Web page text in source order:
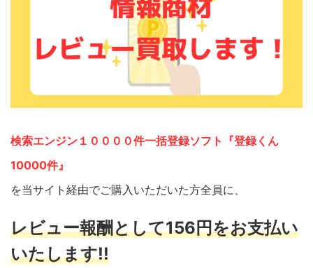
検索エンジン１００００件一括登録ソフト『登録くん
10000件』
を当サイト経由でご購入いただいた方全員に、
レビュー報酬として156円をお支払い
いたします!!